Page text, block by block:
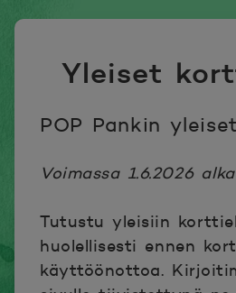
Yleiset
POP Pankin
Voimassa 1.6.2026
Tutustu yleisiin
huolellisesti ennen
käyttöönottoa.